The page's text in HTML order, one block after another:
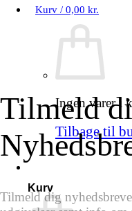
Kurv / 0,00 kr.
Ingen varer i
Tilbage til
Kurv
Tilmeld
Tilmeld dig